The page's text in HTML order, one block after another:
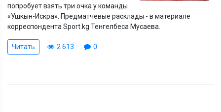
попробует взять три очка у команды
«Ушкын-Искра». Предматчевые расклады - в материале
корреспондента Sport.kg Тенгелбеса Мусаева.
Читать 2 613 0